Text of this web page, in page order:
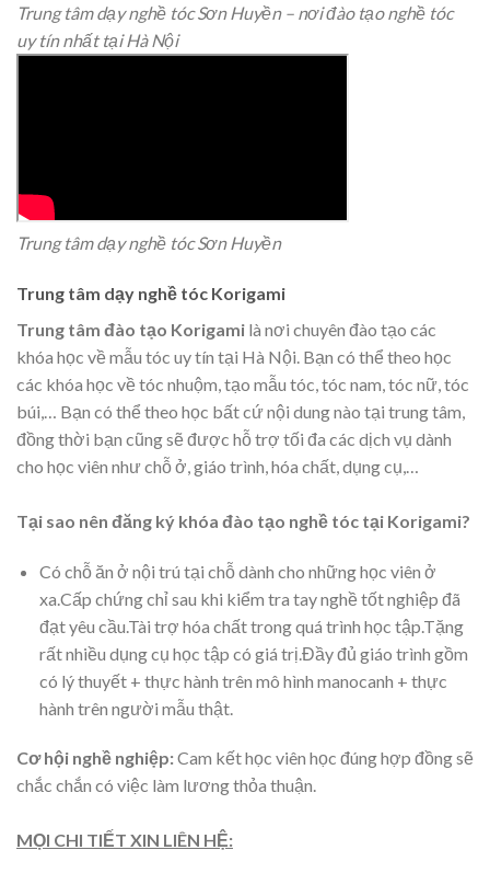
Trung tâm dạy nghề tóc Sơn Huyền – nơi đào tạo nghề tóc
uy tín nhất tại Hà Nội
Trung tâm dạy nghề tóc Sơn Huyền
Trung tâm dạy nghề tóc Korigami
Trung tâm đào tạo Korigami là nơi chuyên đào tạo các
khóa học về mẫu tóc uy tín tại Hà Nội. Bạn có thể theo học
các khóa học về tóc nhuộm, tạo mẫu tóc, tóc nam, tóc nữ, tóc
búi,… Bạn có thể theo học bất cứ nội dung nào tại trung tâm,
đồng thời bạn cũng sẽ được hỗ trợ tối đa các dịch vụ dành
cho học viên như chỗ ở, giáo trình, hóa chất, dụng cụ,…
Tại sao nên đăng ký khóa đào tạo nghề tóc tại Korigami?
Có chỗ ăn ở nội trú tại chỗ dành cho những học viên ở
xa.Cấp chứng chỉ sau khi kiểm tra tay nghề tốt nghiệp đã
đạt yêu cầu.Tài trợ hóa chất trong quá trình học tập.Tặng
rất nhiều dụng cụ học tập có giá trị.Đầy đủ giáo trình gồm
có lý thuyết + thực hành trên mô hình manocanh + thực
hành trên người mẫu thật.
Cơ hội nghề nghiệp:Cam kết học viên học đúng hợp đồng sẽ
chắc chắn có việc làm lương thỏa thuận.
MỌI CHI TIẾT XIN LIÊN HỆ: